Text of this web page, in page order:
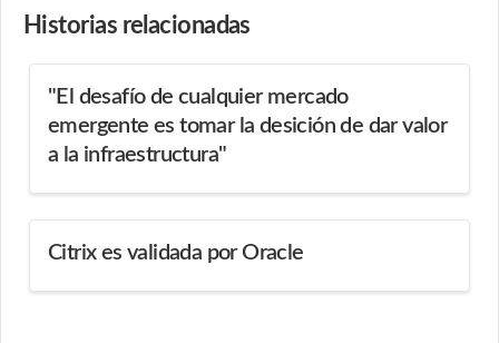
Historias relacionadas
"El desafío de cualquier mercado
emergente es tomar la desición de dar valor
a la infraestructura"
Citrix es validada por Oracle